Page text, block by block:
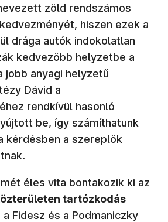
zöld rendszámos
hiszen ezek a
drága autók indokolatlan
kedvezőbb helyzetbe a
jobb anyagi helyzetű
Dávid a
rendkívül hasonló
be, így számíthatunk
kérdésben a szereplők
éles vita bontakozik ki az
tartózkodás
Fidesz és a Podmaniczky